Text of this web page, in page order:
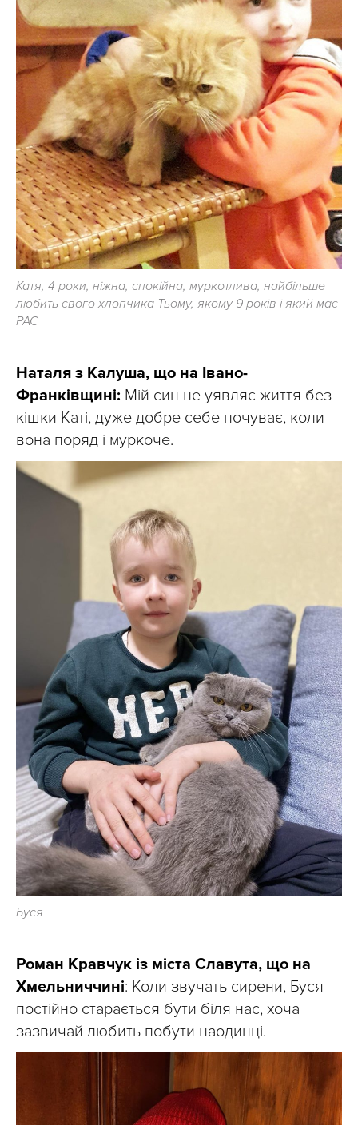
Катя, 4 роки, ніжна, спокійна, муркотлива, найбільше
любить свого хлопчика Тьому, якому 9 років і який має
РАС
Наталя з Калуша, що на Івано-
Франківщині: Мій син не уявляє життя без
кішки Каті, дуже добре себе почуває, коли
вона поряд і муркоче.
Буся
Роман Кравчук із міста Славута, що на
Хмельниччині: Коли звучать сирени, Буся
постійно старається бути біля нас, хоча
зазвичай любить побути наодинці.